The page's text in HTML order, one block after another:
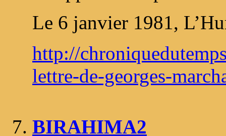
Le 6 janvier 1981,
http://
lettre-de-georges-
BIRAHIMA2